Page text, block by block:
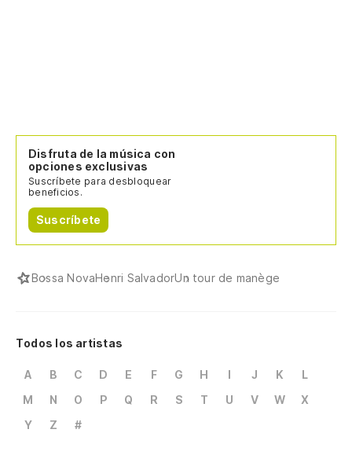
Disfruta de la música con
opciones exclusivas
Suscríbete para desbloquear
beneficios.
Suscríbete
Bossa NovaHenri SalvadorUn tour de manège
Todos los artistas
A B C D E F G H I J K
L
M
N O P Q R S T U V W
X
Y
Z #